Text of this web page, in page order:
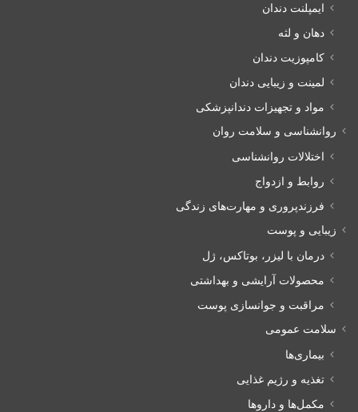
ایمپلنت دندان
دهان و لثه
کامپوزیت دندان
لمینت و زیبایی دندان
مواد و تجهیزات دندانپزشکی
روانشناسی و سلامت روان
اختلالات روانشناسی
روابط و ازدواج
فرزندپروری و مهارت‌های زندگی
زیبایی و پوست
درمان با لیزر، بوتاکس، ژل
محصولات آرایشی و بهداشتی
مراقبت و جوانسازی پوست
سلامت عمومی
بیماری‌ها
تغذیه و رژیم غذایی
مکمل‌ها و داروها